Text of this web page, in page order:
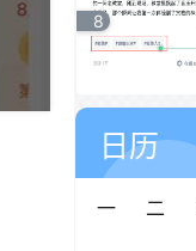
8
日历
一 二